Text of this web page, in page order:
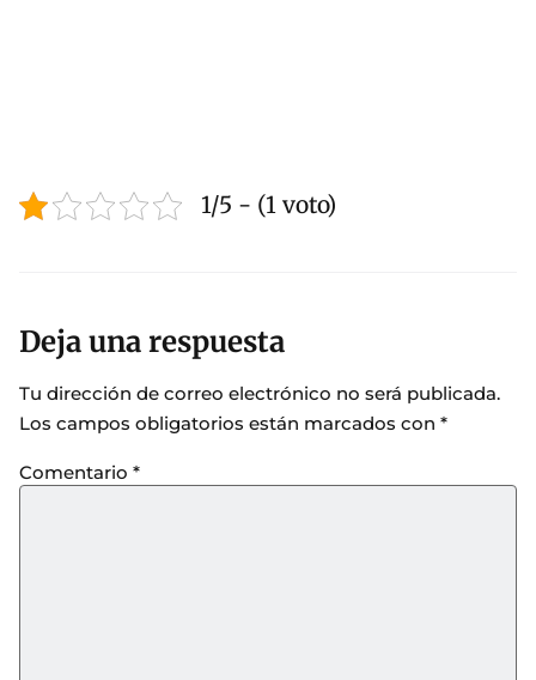
1/5 - (1 voto)
Deja una respuesta
Tu dirección de correo electrónico no será publicada.
Los campos obligatorios están marcados con *
Comentario *